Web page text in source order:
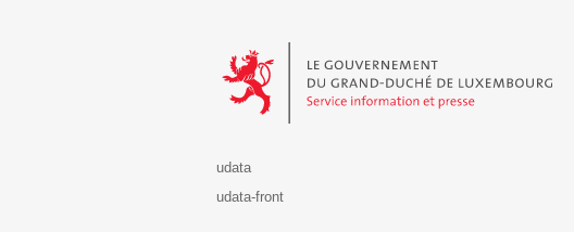
udata
udata-front